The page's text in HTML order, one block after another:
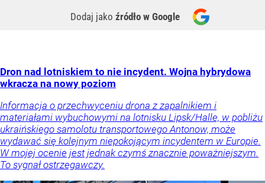
Dodaj jako źródło w Google
Dron nad lotniskiem to nie incydent. Wojna hybrydowa
wkracza na nowy poziom
Informacja o przechwyceniu drona z zapalnikiem i
materiałami wybuchowymi na lotnisku Lipsk/Halle, w pobliżu
ukraińskiego samolotu transportowego Antonow, może
wydawać się kolejnym niepokojącym incydentem w Europie.
W mojej ocenie jest jednak czymś znacznie poważniejszym.
To sygnał ostrzegawczy.